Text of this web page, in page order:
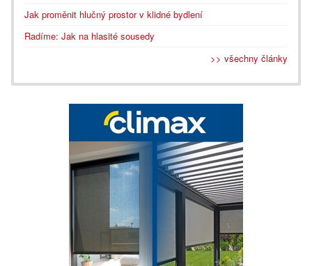
Jak proměnit hlučný prostor v klidné bydlení
Radíme: Jak na hlasité sousedy
>> všechny články